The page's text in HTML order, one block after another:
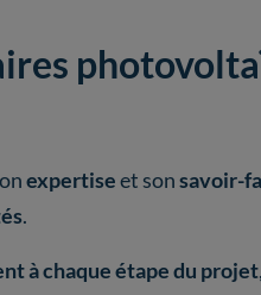
expertiseet sonsavoir-
.
à chaque étape du projet